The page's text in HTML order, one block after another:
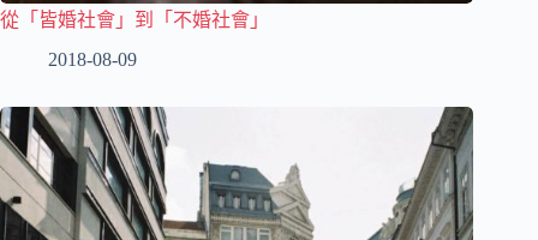
從「皆婚社會」到「不婚社會」
2018-08-09